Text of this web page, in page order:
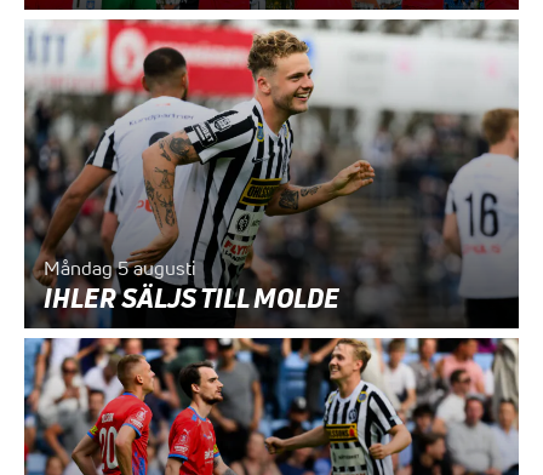
Måndag 5 augusti
IHLER SÄLJS TILL MOLDE